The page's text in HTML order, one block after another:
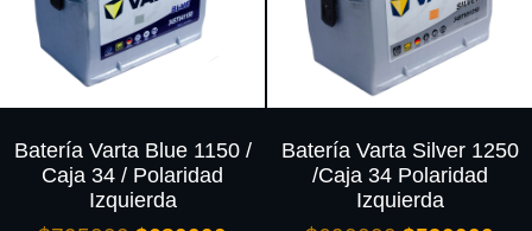
Batería Varta Blue 1150 /
Caja 34 / Polaridad
Izquierda
Batería Varta Silver 1250
/Caja 34 Polaridad
Izquierda